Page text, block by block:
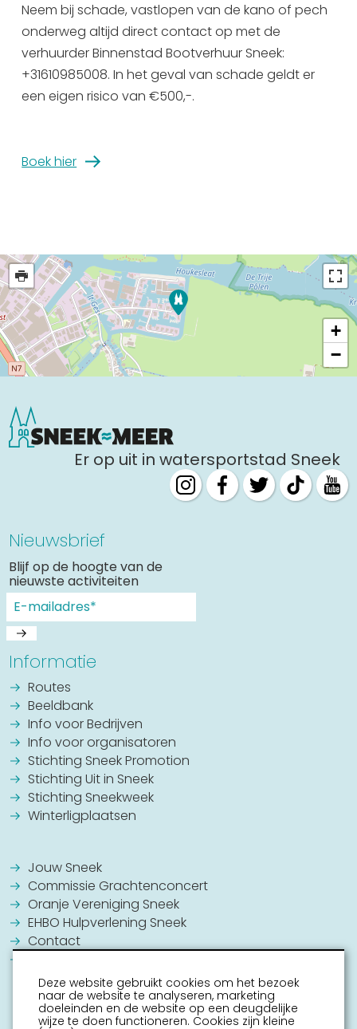
maandag 17 augustus
09:30 - 12:30
09:30 - 17:00
13:30 - 16:30
dinsdag 18 augustus
09:30 - 12:30
woensdag 19 augustus
13:30 - 16:30
vrijdag 21 augustus
09:30 - 12:30
zaterdag 22 augustus
09:30 - 12:30
zondag 23 augustus
13:30 - 16:30
maandag 24 augustus
09:30 - 12:30
dinsdag 25 augustus
donderdag 27 augustus
vrijdag 28 augustus
zondag 30 augustus
13:30 - 16:30
09:30 - 17:00
13:30 - 16:30
Neem bij schade, vastlopen van de kano of pech
onderweg altijd direct contact op met de
verhuurder Binnenstad Bootverhuur Sneek:
+31610985008. In het geval van schade geldt er
een eigen risico van €500,-.
Boek hier
+
−
Er op uit in watersportstad Sneek
Nieuwsbrief
Blijf op de hoogte van de
nieuwste activiteiten
Informatie
Routes
Beeldbank
Info voor Bedrijven
Info voor organisatoren
Stichting Sneek Promotion
Stichting Uit in Sneek
Stichting Sneekweek
Winterligplaatsen
Jouw Sneek
Commissie Grachtenconcert
Oranje Vereniging Sneek
EHBO Hulpverlening Sneek
Contact
Deze website gebruikt cookies om het bezoek
naar de website te analyseren, marketing
doeleinden en de website op een deugdelijke
wijze te doen functioneren. Cookies zijn kleine